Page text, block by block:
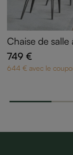
Chaise de salle
anger moderne
reilles
749 €
644 € avec le